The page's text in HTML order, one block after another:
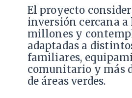
El proyecto
inversión cercana a
millones y
adaptadas a
familiares,
comunitario y más
de áreas verdes.